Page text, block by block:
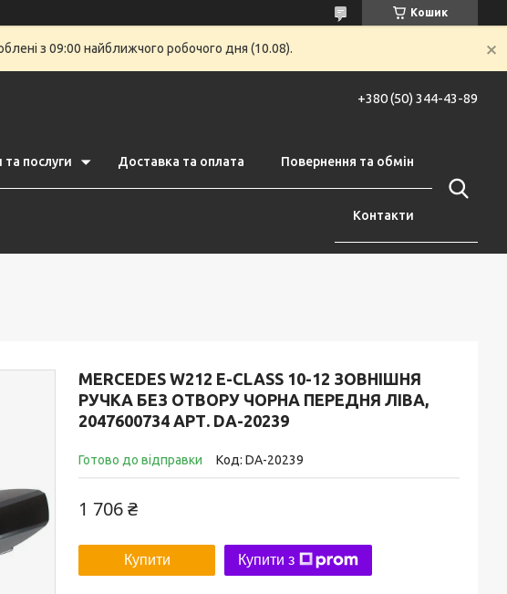
Кошик
з 09:00 найближчого робочого дня (10.08).
+380 (50) 344-43-89
та послуги Доставка та оплата Повернення та обмін
Контакти
MERCEDES W212 E-CLASS 10-12 ЗОВНІШНЯ
РУЧКА БЕЗ ОТВОРУ ЧОРНА ПЕРЕДНЯ ЛІВА,
2047600734 АРТ. DA-20239
Готово до відправки Код: DA-20239
1 706 ₴
Купити Купити з